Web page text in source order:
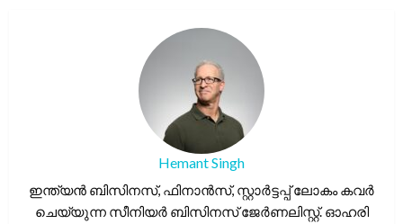
Hemant Singh
ഇന്ത്യൻ ബിസിനസ്, ഫിനാൻസ്, സ്റ്റാർട്ടപ്പ് ലോകം കവർ
ചെയ്യുന്ന സീനിയർ ബിസിനസ് ജേർണലിസ്റ്റ്. ഓഹരി